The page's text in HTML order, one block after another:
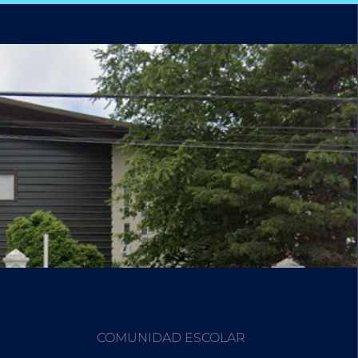
COMUNIDAD ESCOLAR